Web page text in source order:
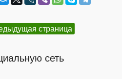
страница
сеть